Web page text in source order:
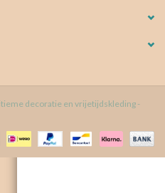
decoratie en vrijetijdskleding -